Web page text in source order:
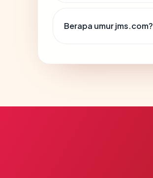
Berapa umur jms.com?